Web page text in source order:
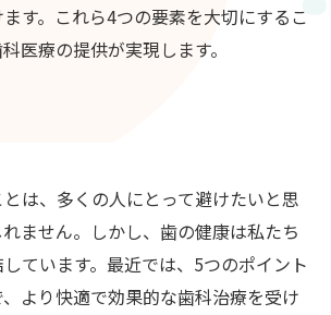
す。これら4つの要素を大切にするこ
医療の提供が実現します。
は、多くの人にとって避けたいと思
ません。しかし、歯の健康は私たち
ています。最近では、5つのポイント
より快適で効果的な歯科治療を受け